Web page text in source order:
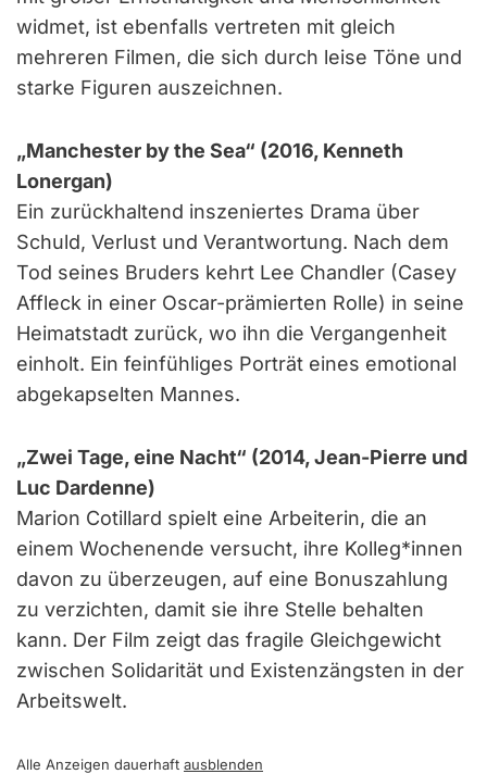
widmet, ist ebenfalls vertreten mit gleich
mehreren Filmen, die sich durch leise Töne und
starke Figuren auszeichnen.
„Manchester by the Sea“ (2016, Kenneth
Lonergan)
Ein zurückhaltend inszeniertes Drama über
Schuld, Verlust und Verantwortung. Nach dem
Tod seines Bruders kehrt Lee Chandler (Casey
Affleck in einer Oscar-prämierten Rolle) in seine
Heimatstadt zurück, wo ihn die Vergangenheit
einholt. Ein feinfühliges Porträt eines emotional
abgekapselten Mannes.
„Zwei Tage, eine Nacht“ (2014, Jean-Pierre und
Luc Dardenne)
Marion Cotillard spielt eine Arbeiterin, die an
einem Wochenende versucht, ihre Kolleg*innen
davon zu überzeugen, auf eine Bonuszahlung
zu verzichten, damit sie ihre Stelle behalten
kann. Der Film zeigt das fragile Gleichgewicht
zwischen Solidarität und Existenzängsten in der
Arbeitswelt.
Alle Anzeigen dauerhaft ausblenden